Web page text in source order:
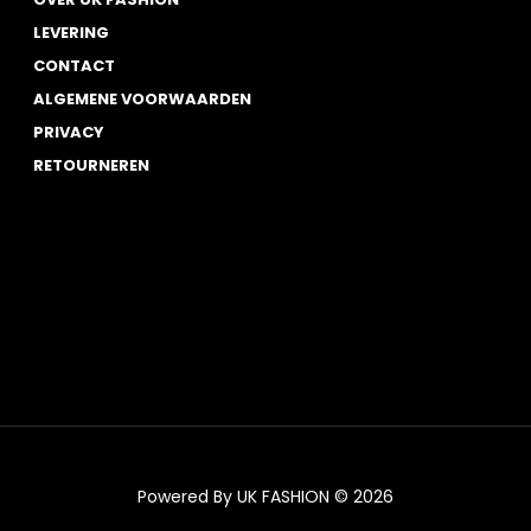
LEVERING
CONTACT
ALGEMENE VOORWAARDEN
PRIVACY
RETOURNEREN
Powered By UK FASHION © 2026